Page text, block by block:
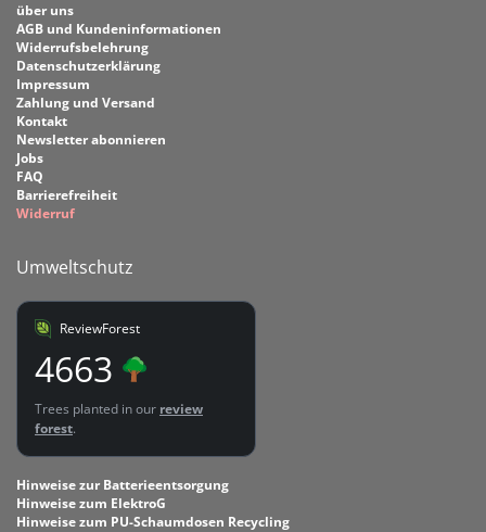
über uns
AGB und Kundeninformationen
Widerrufsbelehrung
Datenschutzerklärung
Impressum
Zahlung und Versand
Kontakt
Newsletter abonnieren
Jobs
FAQ
Barrierefreiheit
Widerruf
Umweltschutz
ReviewForest
4663
Trees planted in our review
forest.
Hinweise zur Batterieentsorgung
Hinweise zum ElektroG
Hinweise zum PU-Schaumdosen Recycling